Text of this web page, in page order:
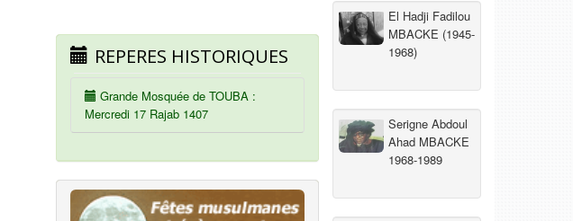
REPERES HISTORIQUES
Grande Mosquée de TOUBA :
Mercredi 17 Rajab 1407
El Hadji Fadilou
MBACKE (1945-
1968)
Serigne Abdoul
Ahad MBACKE
1968-1989